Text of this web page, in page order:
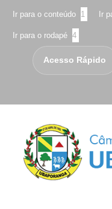
Ir para o conteúdo 1 Ir
Ir para o rodapé 4
Acesso Rápido